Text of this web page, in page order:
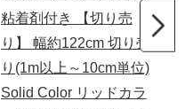
粘着剤付き 【切り売
り】 幅約122cm 切り売
り(1m以上～10cm単位)
Solid Color リッドカラ